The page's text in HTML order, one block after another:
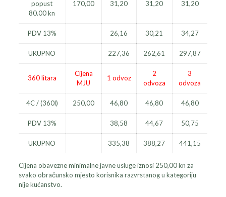
popust
80.00 kn
170,00 31,20 31,20 31,20
PDV 13% 26,16 30,21 34,27
UKUPNO 227,36 262,61 297,87
360 litara
Cijena
MJU
1 odvoz
2
odvoza
3
odvoza
4C / (360l) 250,00 46,80 46,80 46,80
PDV 13% 38,58 44,67 50,75
UKUPNO 335,38 388,27 441,15
Cijena obavezne minimalne javne usluge iznosi 250,00 kn za
svako obračunsko mjesto korisnika razvrstanog u kategoriju
nije kućanstvo.